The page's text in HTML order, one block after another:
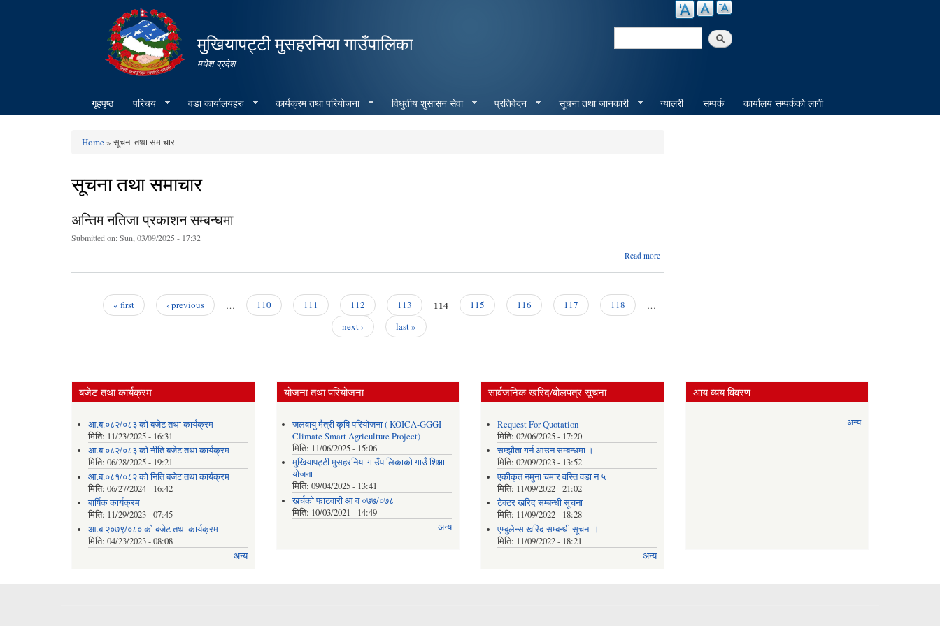
मुखियापट्टी मुसहरनिया गाउँपालिका
मधेश प्रदेश
Search
गृहपृष्ठ परिचय वडा कार्यालयहरु कार्यक्रम तथा परियोजना विधुतीय शुसासन सेवा प्रतिवेदन सूचना तथा जानकारी ग्यालरी सम्पर्क कार्यालय सम्पर्ककाे लागी
You are here
Home» सूचना तथा समाचार
सूचना तथा समाचार
अन्तिम नतिजा प्रकाशन सम्बन्घमा
Submitted on:Sun, 03/09/2025 - 17:32
Read more
« first ‹ previous … 110 111 112 113 114 115 116 117 118
…
next ›
last »
बजेट तथा कार्यक्रम
आ.ब.०८२/०८३ को बजेट तथा कार्यक्रम
मिति: 11/23/2025 - 16:31
आ.ब.०८२/०८३ को नीति बजेट तथा कार्यक्रम
मिति: 06/28/2025 - 19:21
आ.ब.०८१/०८२ को निति बजेट तथा कार्यक्रम
मिति: 06/27/2024 - 16:42
बार्षिक कार्यक्रम
मिति: 11/29/2023 - 07:45
आ.ब.२०७९/०८० को बजेट तथा कार्यक्रम
मिति: 04/23/2023 - 08:08
अन्य
योजना तथा परियोजना
जलवायु मैत्री कृषि परियोजना ( KOICA-GGGI
Climate Smart Agriculture Project)
मिति: 11/06/2025 - 15:06
मुखियापट्टी मुसहरनिया गाउँपालिकाको गाउँ शिक्षा
योजना
मिति:09/04/2025 - 13:41
खर्चकाे फाटवारी आ व ०७७/०७८
मिति: 10/03/2021 - 14:49
अन्य
सार्वजनिक खरिद/बोलपत्र सूचना
Request For Quotation
मिति: 02/06/2025 - 17:20
सम्झौता गर्न आउन सम्बन्धमा ।
मिति: 02/09/2023 - 13:52
एकीकृत नमुना चमार वस्ति वडा न ५
मिति: 11/09/2022 - 21:02
टेक्टर खरिद सम्बन्धी सूचना
मिति: 11/09/2022 - 18:28
एम्बुलेन्स खरिद सम्बन्धी सूचना ।
मिति: 11/09/2022 - 18:21
अन्य
आय व्यय विवरण
अन्य